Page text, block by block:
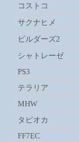
コストコ
サクナヒメ
ビルダーズ2
シャトレーゼ
PS3
テラリア
MHW
タピオカ
FF7EC